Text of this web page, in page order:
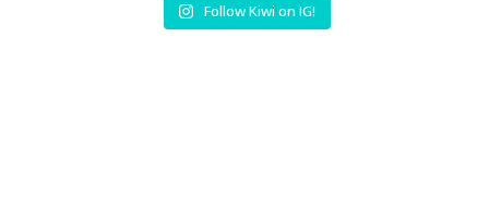
Follow Kiwi on IG!